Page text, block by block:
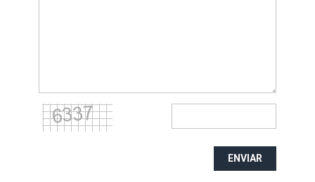
ENVIAR